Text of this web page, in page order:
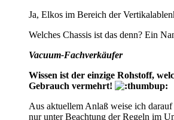
Ja, Elkos im Bereich der
Welches Chassis ist das denn? Ein
Vacuum-Fachverkäufer
Wissen ist der einzige Rohstoff,
Gebrauch vermehrt!
Aus aktuellem Anlaß weise ich
nur unter Beachtung der Regeln im